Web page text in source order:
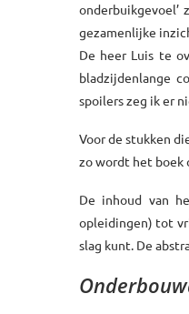
onderbuikgevoel’
gezamenlijke
De heer Luis te
bladzijdenlange
spoilers zeg ik er
Voor de stukken
zo wordt het boek
De inhoud van
opleidingen) tot
slag kunt. De